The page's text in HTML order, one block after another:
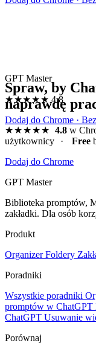
GPT Master
★★★★★ 4.8
Dodaj do Chrome ·
Spraw, by
naprawdę
★★★★★ 4.8w
użytkownicy
· Free
Dodaj do Chrome
GPT Master
Biblioteka promptów,
zakładki. Dla osób
Produkt
OrganizerFoldery
Poradniki
Wszystkie poradniki
promptów w ChatGPT
ChatGPT Usuwanie
Porównaj